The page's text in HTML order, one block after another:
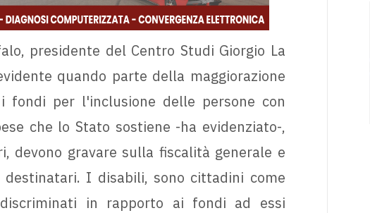
presidente del Centro Studi Giorgio La
quando parte della maggiorazione
fondi per l'inclusione delle persone con
che lo Stato sostiene -ha evidenziato-,
devono gravare sulla fiscalità generale e
I disabili, sono cittadini come
in rapporto ai fondi ad essi